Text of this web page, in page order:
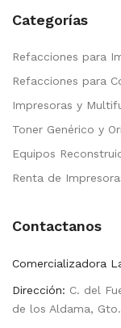
Categorías
Refacciones para
Refacciones para
Impresoras y
Toner Genérico y
Equipos
Renta de
Contactanos
Comercializadora
Dirección: C. del
de los Aldama, Gto.